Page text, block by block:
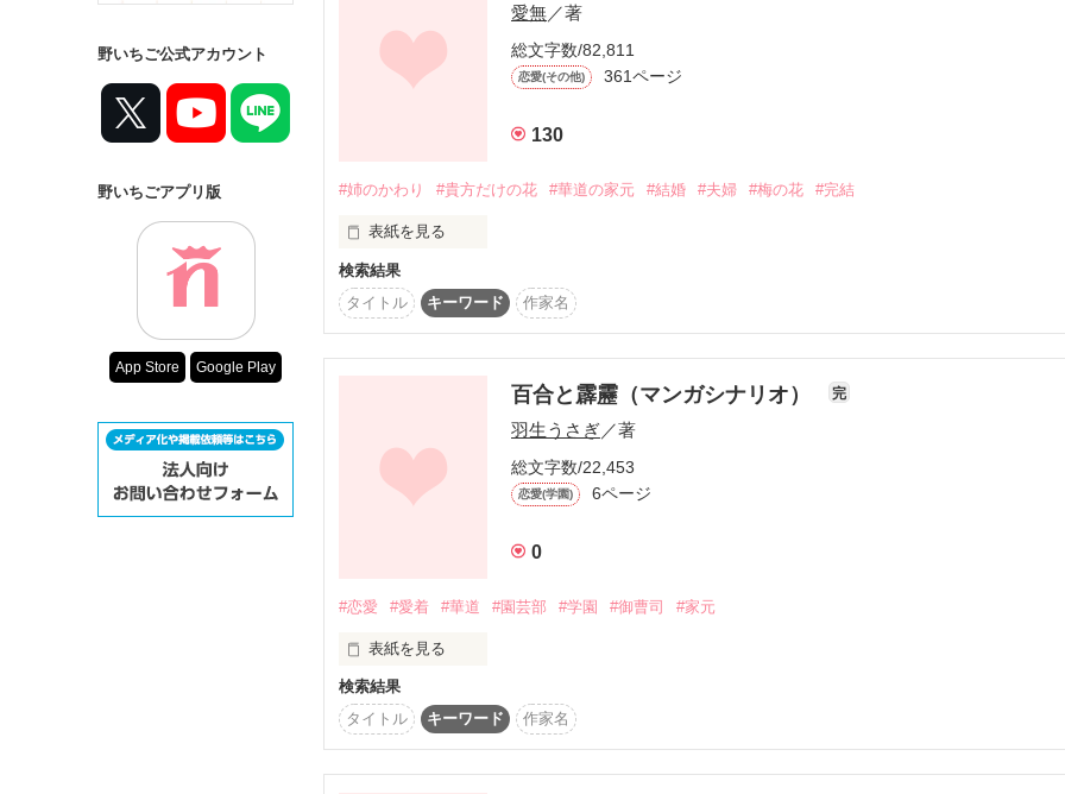
長編
中編 短編
復刻！夏の野いちごビギナーズ応援コンテスト～中・長編チャレンジ！～
200文字でゾッ！こわい短編コンテスト
スターツ出版小説投稿サイト合同企画「1話からの長編大賞」野いちご！会場
その他の条件
そう思って関わってこなかったのに、
わたしはなぜか、そんな彼と同居している。
孤独な女子高生
四宮 杏莉（しのみや あんり）
×
吾妻 梓 （あがつま あずさ）
透けるような金髪が目を奪う。
キケンで美麗で、吾妻くんはどうかしている。
「杏莉ちゃん、どうしてほしい？」
愛無／著
総文字数/82,811
恋愛(その他) 361ページ
130
#姉のかわり #貴方だけの花 #華道の家元 #結婚 #夫婦 #梅の花 #完結
表紙を見る
父のため
いなくなった姉のかわりに
花よりも美しい物語の始まり──
華道の次期家元に嫁いだ
華道の次期家元
園村 忍（２５）
花は散っても、また咲くだろう
枯れない花
検索結果
タイトル
キーワード 作家名
百合と霹靂（マンガシナリオ） 完
羽生うさぎ／著
総文字数/22,453
恋愛(学園) 6ページ
0
#恋愛 #愛着 #華道 #園芸部 #学園 #御曹司 #家元
表紙を見る
轟 一花（とどろき いちか）…日農高校園芸デザイン科一年・園芸部所属。家は百合農家。
一年前に再婚した母親に反発し、家の仕事は手伝わないが部活でユリを育てている。
総合格闘技ファンでドロップキックが得意。あだ名は柴犬。
検索結果
タイトル
キーワード 作家名
野いちご公式アカウント
野いちごアプリ版
App Store Google Play